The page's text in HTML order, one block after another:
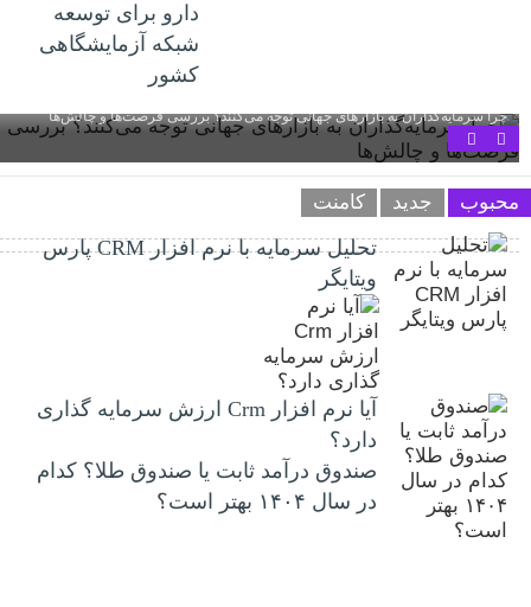
دارو برای توسعه
شبکه آزمایشگاهی
کشور
چرا سرمایه‌گذاران به بازارهای جهانی توجه می‌کنند؟ بررسی فرصت‌ها و چالش‌ها
محبوب جدید کامنت
تحلیل سرمایه با نرم افزار CRM پارس
ویتایگر
آیا نرم افزار Crm ارزش سرمایه گذاری
دارد؟
صندوق درآمد ثابت یا صندوق طلا؟ کدام
در سال ۱۴۰۴ بهتر است؟